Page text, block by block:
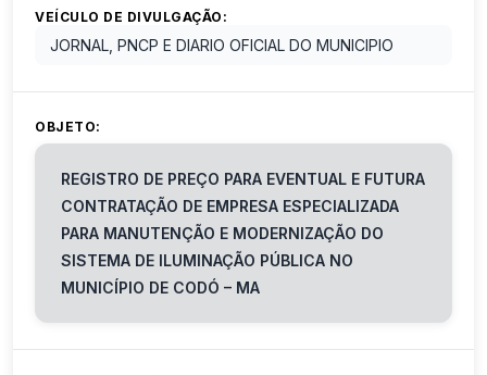
VEÍCULO DE DIVULGAÇÃO:
JORNAL, PNCP E DIARIO OFICIAL DO MUNICIPIO
OBJETO:
REGISTRO DE PREÇO PARA EVENTUAL E FUTURA
CONTRATAÇÃO DE EMPRESA ESPECIALIZADA
PARA MANUTENÇÃO E MODERNIZAÇÃO DO
SISTEMA DE ILUMINAÇÃO PÚBLICA NO
MUNICÍPIO DE CODÓ – MA